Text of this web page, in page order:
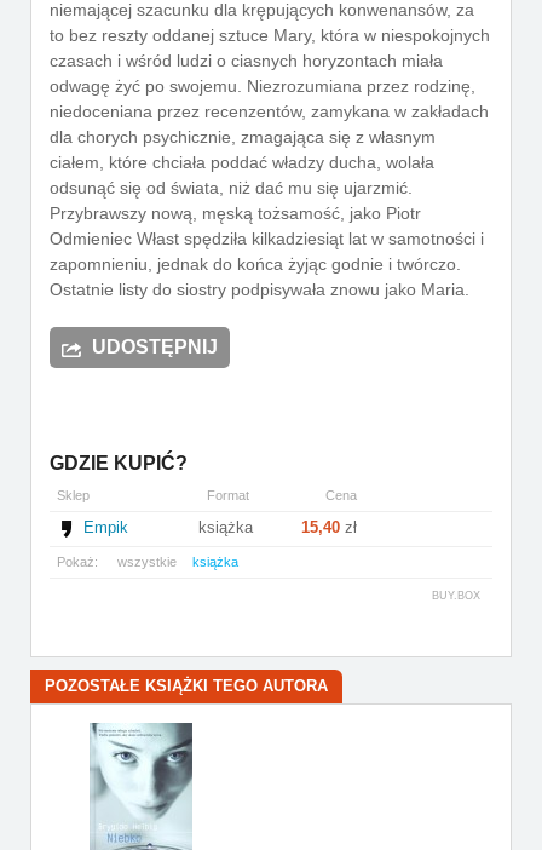
niemającej szacunku dla krępujących konwenansów, za
to bez reszty oddanej sztuce Mary, która w niespokojnych
czasach i wśród ludzi o ciasnych horyzontach miała
odwagę żyć po swojemu. Niezrozumiana przez rodzinę,
niedoceniana przez recenzentów, zamykana w zakładach
dla chorych psychicznie, zmagająca się z własnym
ciałem, które chciała poddać władzy ducha, wolała
odsunąć się od świata, niż dać mu się ujarzmić.
Przybrawszy nową, męską tożsamość, jako Piotr
Odmieniec Włast spędziła kilkadziesiąt lat w samotności i
zapomnieniu, jednak do końca żyjąc godnie i twórczo.
Ostatnie listy do siostry podpisywała znowu jako Maria.
UDOSTĘPNIJ
GDZIE KUPIĆ?
Sklep Format Cena
Empik książka 15,40zł
Pokaż: wszystkie książka
BUY.BOX
POZOSTAŁE KSIĄŻKI TEGO AUTORA